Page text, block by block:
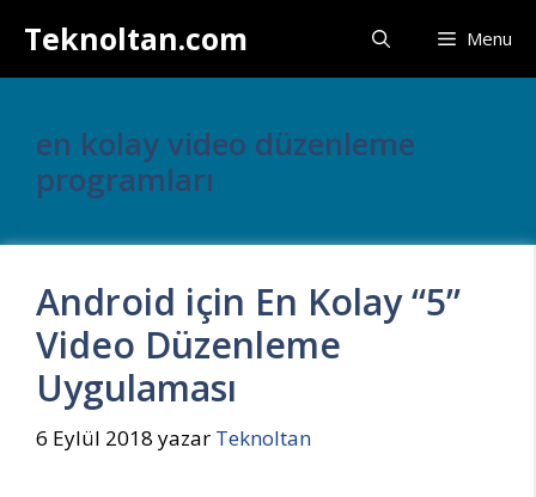
atlaTeknoltan.com Menu
en kolay video düzenleme
programları
Android için En Kolay “5”
Video Düzenleme
Uygulaması
6 Eylül 2018 yazar Teknoltan